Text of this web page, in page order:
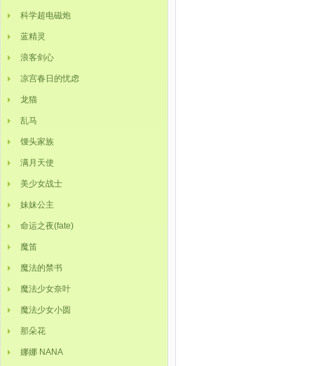
科学超电磁炮
蓝精灵
浪客剑心
凉宫春日的忧虑
龙猫
乱马
馒头家族
满月天使
美少女战士
妹妹公主
命运之夜(fate)
魔笛
魔法的禁书
魔法少女奈叶
魔法少女小圆
那朵花
娜娜 NANA